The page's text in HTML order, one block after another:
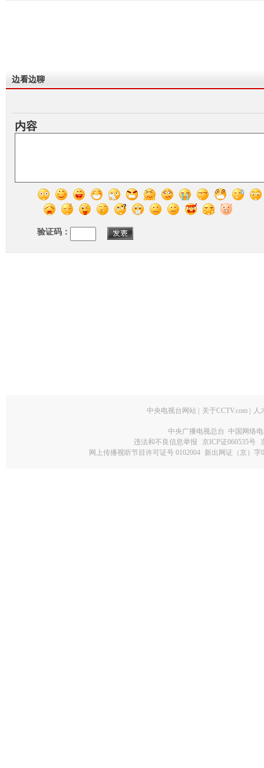
边看边聊
内容
验证码：
中央电视台网站 关于CCTV.com 人
中央广播电视总台 中国网络
违法和不良信息举报
京ICP证060535号
网上传播视听节目许可证号 0102004 新出网证（京）